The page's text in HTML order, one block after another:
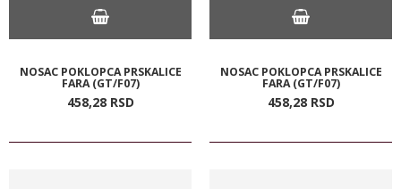
NOSAC POKLOPCA PRSKALICE
FARA (GT/F07)
458,28 RSD
NOSAC POKLOPCA PRSKALICE
FARA (GT/F07)
458,28 RSD